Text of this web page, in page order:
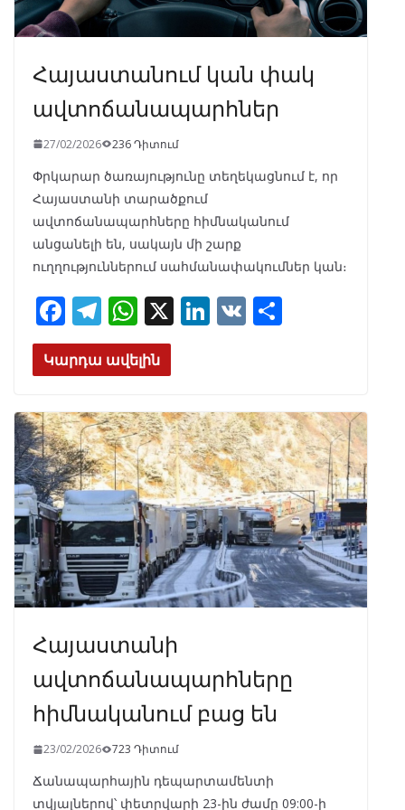
Հայաստանում կան փակ
ավտոճանապարհներ
27/02/2026 236 Դիտում
Փրկարար ծառայությունը տեղեկացնում է, որ
Հայաստանի տարածքում
ավտոճանապարհները հիմնականում
անցանելի են, սակայն մի շարք
ուղղություններում սահմանափակումներ կան։
F
ac
e
o
o
k
T
el
e
a
m
W
h
at
A
p
p
X Li
dI
n
V
Կարդա ավելին
Հայաստանի
ավտոճանապարհները
հիմնականում բաց են
23/02/2026 723 Դիտում
Ճանապարհային դեպարտամենտի
տվյալներով՝ փետրվարի 23-ին ժամը 09:00-ի